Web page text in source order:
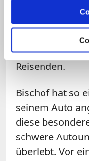
auch
Plaketten.
gewidmet,
Reisenden.
Bischof hat so
seinem Auto
diese
schwere
überlebt. Vor